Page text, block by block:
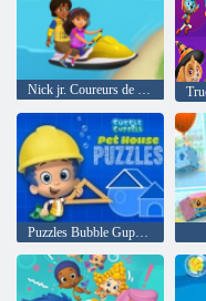
Nick jr. Coureurs de parti
Puzzles Bubble Guppies Pet House